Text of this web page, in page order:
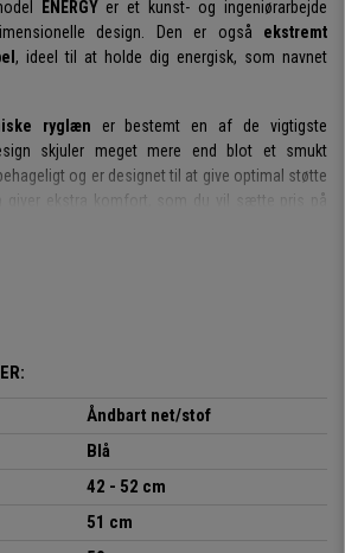
ENERGYer et kunst- og ingeniørarbejde
design. Den er også ekstremt
, ideel til at holde dig energisk, som navnet
ryglæn er bestemt en af de vigtigste
skjuler meget mere end blot et smukt
og er designet til at give optimal støtte
giver ekstra komfort, som du vil sætte pris på
for sædet, der er
der er designet til intensiv brug. Dette er netop
Da de er fuldt justerbare, opnås en
Åndbart net/stof
Blå
42 - 52 cm
51 cm